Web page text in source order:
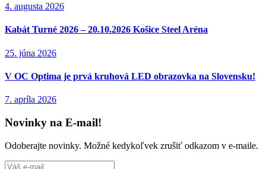
4. augusta 2026
Kabát Turné 2026 – 20.10.2026 Košice Steel Aréna
25. júna 2026
V OC Optima je prvá kruhová LED obrazovka na Slovensku!
7. apríla 2026
Novinky na E-mail!
Odoberajte novinky. Možné kedykoľvek zrušiť odkazom v e-maile.